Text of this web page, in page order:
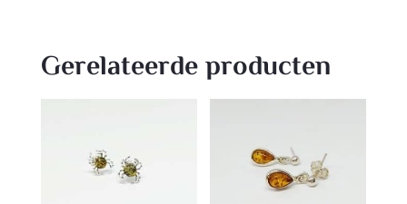
Gerelateerde producten